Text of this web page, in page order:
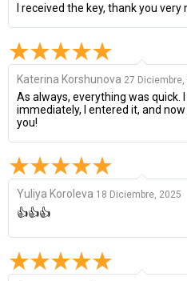
I received the key, thank you very
Katerina Korshunova 27 Diciembre,
As always, everything was quick.
immediately, I entered it, and
you!
Yuliya Koroleva 18 Diciembre, 2025
👍👍👍